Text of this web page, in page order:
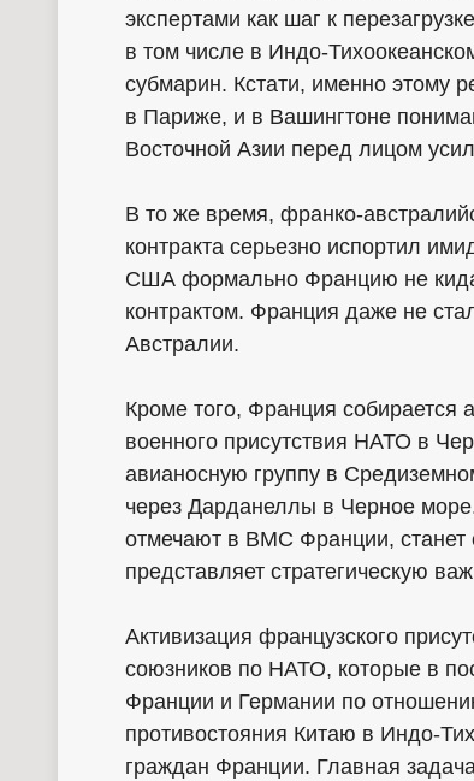
экспертами как шаг к
в том числе в Индо-
субмарин. Кстати, именно этому
в Париже, и в Вашингтоне
Восточной Азии перед лицом
В то же время, франко-
контракта серьезно испортил
США формально Францию не
контрактом. Франция даже не
Австралии.
Кроме того, Франция собирается
военного присутствия НАТО в
авианосную группу в
через Дарданеллы в Черное
отмечают в ВМС Франции, станет
представляет стратегическую
Активизация французского
союзников по НАТО, которые в
Франции и Германии по
противостояния Китаю в Индо-
граждан Франции. Главная